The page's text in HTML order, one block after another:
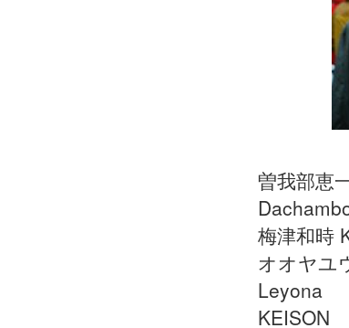
曽我部恵
梅津和時
オオヤユ
Leyona
KEISON